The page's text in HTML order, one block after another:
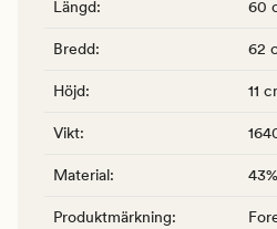
Längd: 60
Bredd: 62
Höjd: 11
Vikt:
Material:
Produktmärkning: